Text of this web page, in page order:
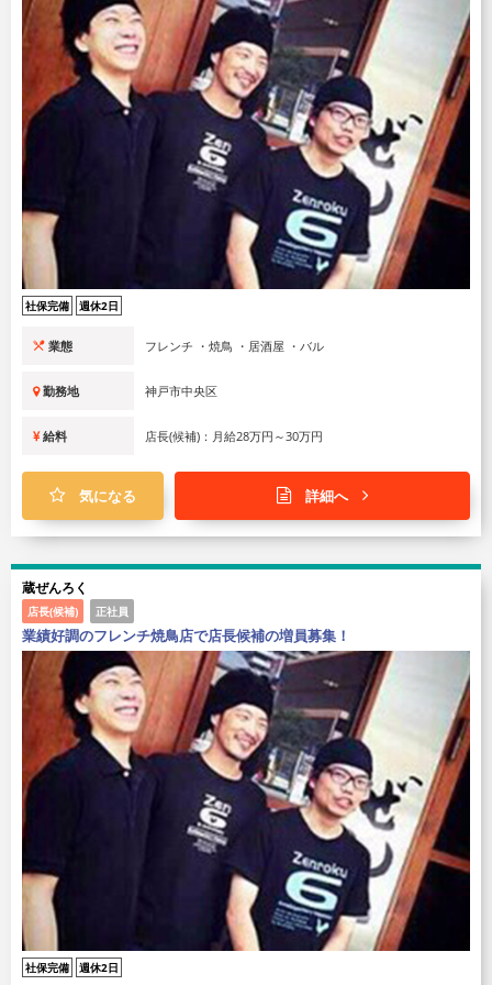
社保完備 週休2日
業態 フレンチ ・焼鳥 ・居酒屋 ・バル
勤務地 神戸市中央区
給料 店長(候補)：月給28万円～30万円
気になる 詳細へ
蔵ぜんろく
店長(候補) 正社員
業績好調のフレンチ焼鳥店で店長候補の増員募集！
社保完備 週休2日